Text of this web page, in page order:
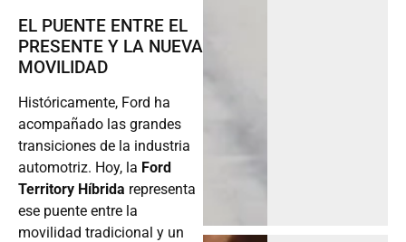
EL PUENTE ENTRE EL
PRESENTE Y LA NUEVA
MOVILIDAD
Históricamente, Ford ha
acompañado las grandes
transiciones de la industria
automotriz. Hoy, la Ford
Territory Híbrida representa
ese puente entre la
movilidad tradicional y un